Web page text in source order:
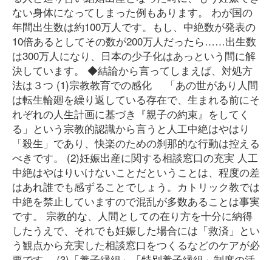
ない身体になってしまった例もあります。 わが国の
年間出生数は約100万人です。もし、中絶数が発表の
10倍あるとしてその数が200万人だったら……出生数
は300万人になり、日本の少子化はあっという間に解
決しています。 ◆結論から言ってしまえば、対処方
法は３つ (1)宗教教育での感化 「あの世があり人間
は転生輪廻を繰り返している存在で、生まれる前にそ
れぞれの人生計画に基づき『親子の約束』をしてく
る」という宗教的認識から言うと人工中絶はやはり
「殺生」であり、快楽のための刹那的な行動は控える
べきです。 (2)妊娠出産に関する相談窓口の充実 人工
中絶はやはりいけないことだということは、程度の差
はあれ誰でも感ずることでしょう。カトリック教では
中絶を禁止していますので混乱が多数あることは事実
です。 宗教的な、人間としての在り方を十分に納得
したうえで、それでも妊娠した場合には「救済」とい
う観点から充実した相談窓口をつくるなどのケアが必